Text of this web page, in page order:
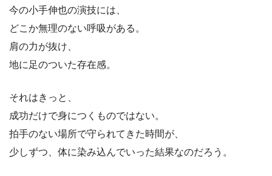
今の小手伸也の演技には、
どこか無理のない呼吸がある。
肩の力が抜け、
地に足のついた存在感。
それはきっと、
成功だけで身につくものではない。
拍手のない場所で守られてきた時間が、
少しずつ、体に染み込んでいった結果なのだろう。